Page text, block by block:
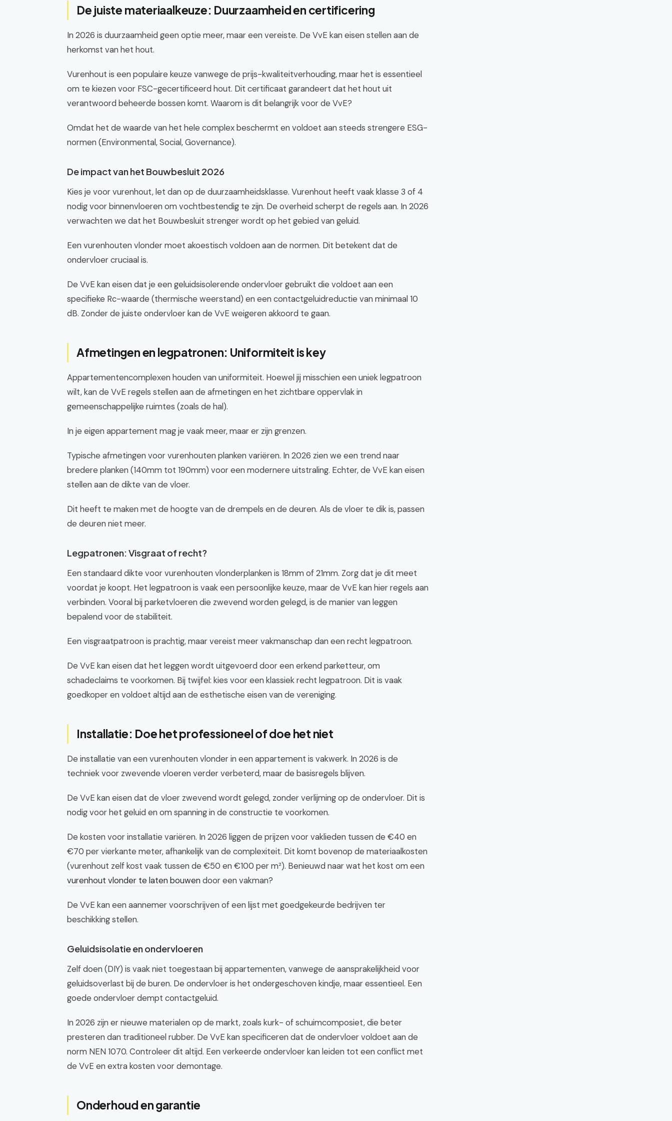
De juiste materiaalkeuze: Duurzaamheid en certificering
In 2026 is duurzaamheid geen optie meer, maar een vereiste. De VvE kan eisen stellen aan de
herkomst van het hout.
Vurenhout is een populaire keuze vanwege de prijs-kwaliteitverhouding, maar het is essentieel
om te kiezen voor FSC-gecertificeerd hout. Dit certificaat garandeert dat het hout uit
verantwoord beheerde bossen komt. Waarom is dit belangrijk voor de VvE?
Omdat het de waarde van het hele complex beschermt en voldoet aan steeds strengere ESG-
normen (Environmental, Social, Governance).
De impact van het Bouwbesluit 2026
Kies je voor vurenhout, let dan op de duurzaamheidsklasse. Vurenhout heeft vaak klasse 3 of 4
nodig voor binnenvloeren om vochtbestendig te zijn. De overheid scherpt de regels aan. In 2026
verwachten we dat het Bouwbesluit strenger wordt op het gebied van geluid.
Een vurenhouten vlonder moet akoestisch voldoen aan de normen. Dit betekent dat de
ondervloer cruciaal is.
De VvE kan eisen dat je een geluidsisolerende ondervloer gebruikt die voldoet aan een
specifieke Rc-waarde (thermische weerstand) en een contactgeluidreductie van minimaal 10
dB. Zonder de juiste ondervloer kan de VvE weigeren akkoord te gaan.
Afmetingen en legpatronen: Uniformiteit is key
Appartementencomplexen houden van uniformiteit. Hoewel jij misschien een uniek legpatroon
wilt, kan de VvE regels stellen aan de afmetingen en het zichtbare oppervlak in
gemeenschappelijke ruimtes (zoals de hal).
In je eigen appartement mag je vaak meer, maar er zijn grenzen.
Typische afmetingen voor vurenhouten planken variëren. In 2026 zien we een trend naar
bredere planken (140mm tot 190mm) voor een modernere uitstraling. Echter, de VvE kan eisen
stellen aan de dikte van de vloer.
Dit heeft te maken met de hoogte van de drempels en de deuren. Als de vloer te dik is, passen
de deuren niet meer.
Legpatronen: Visgraat of recht?
Een standaard dikte voor vurenhouten vlonderplanken is 18mm of 21mm. Zorg dat je dit meet
voordat je koopt. Het legpatroon is vaak een persoonlijke keuze, maar de VvE kan hier regels aan
verbinden. Vooral bij parketvloeren die zwevend worden gelegd, is de manier van leggen
bepalend voor de stabiliteit.
Een visgraatpatroon is prachtig, maar vereist meer vakmanschap dan een recht legpatroon.
De VvE kan eisen dat het leggen wordt uitgevoerd door een erkend parketteur, om
schadeclaims te voorkomen. Bij twijfel: kies voor een klassiek recht legpatroon. Dit is vaak
goedkoper en voldoet altijd aan de esthetische eisen van de vereniging.
Installatie: Doe het professioneel of doe het niet
De installatie van een vurenhouten vlonder in een appartement is vakwerk. In 2026 is de
techniek voor zwevende vloeren verder verbeterd, maar de basisregels blijven.
De VvE kan eisen dat de vloer zwevend wordt gelegd, zonder verlijming op de ondervloer. Dit is
nodig voor het geluid en om spanning in de constructie te voorkomen.
De kosten voor installatie variëren. In 2026 liggen de prijzen voor vaklieden tussen de €40 en
€70 per vierkante meter, afhankelijk van de complexiteit. Dit komt bovenop de materiaalkosten
(vurenhout zelf kost vaak tussen de €50 en €100 per m²). Benieuwd naar wat het kost om een
vurenhout vlonder te laten bouwendoor een vakman?
De VvE kan een aannemer voorschrijven of een lijst met goedgekeurde bedrijven ter
beschikking stellen.
Geluidsisolatie en ondervloeren
Zelf doen (DIY) is vaak niet toegestaan bij appartementen, vanwege de aansprakelijkheid voor
geluidsoverlast bij de buren. De ondervloer is het ondergeschoven kindje, maar essentieel. Een
goede ondervloer dempt contactgeluid.
In 2026 zijn er nieuwe materialen op de markt, zoals kurk- of schuimcomposiet, die beter
presteren dan traditioneel rubber. De VvE kan specificeren dat de ondervloer voldoet aan de
norm NEN 1070. Controleer dit altijd. Een verkeerde ondervloer kan leiden tot een conflict met
de VvE en extra kosten voor demontage.
Onderhoud en garantie